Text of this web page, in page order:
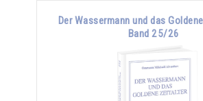
Der Wassermann und das
Band 25/26